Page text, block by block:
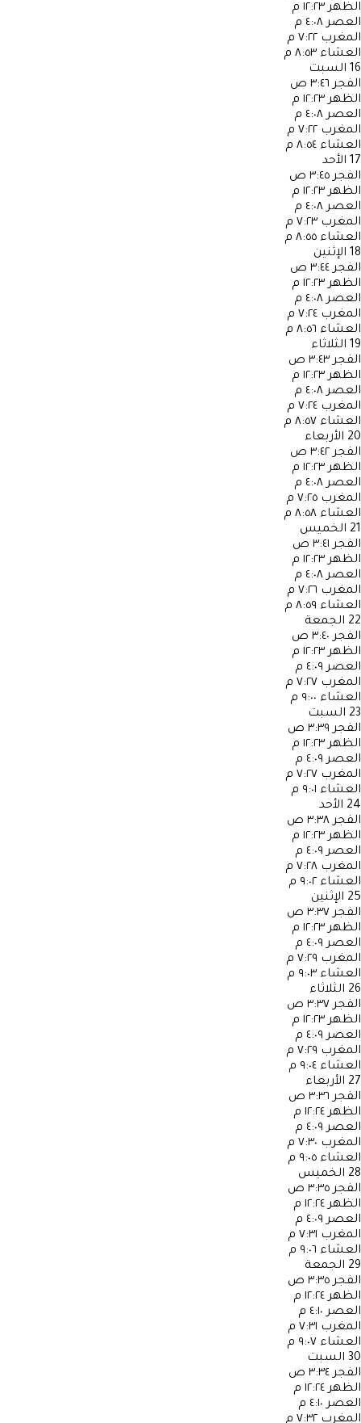
الظهر ١٢:٢٣ م
العصر ٤:٠٨ م
المغرب ٧:٢٢ م
العشاء ٨:٥٣ م
16 السبت
الفجر ٣:٤٦ ص
الظهر ١٢:٢٣ م
العصر ٤:٠٨ م
المغرب ٧:٢٢ م
العشاء ٨:٥٤ م
17 الأحد
الفجر ٣:٤٥ ص
الظهر ١٢:٢٣ م
العصر ٤:٠٨ م
المغرب ٧:٢٣ م
العشاء ٨:٥٥ م
18 الإثنين
الفجر ٣:٤٤ ص
الظهر ١٢:٢٣ م
العصر ٤:٠٨ م
المغرب ٧:٢٤ م
العشاء ٨:٥٦ م
19 الثلاثاء
الفجر ٣:٤٣ ص
الظهر ١٢:٢٣ م
العصر ٤:٠٨ م
المغرب ٧:٢٤ م
العشاء ٨:٥٧ م
20 الأربعاء
الفجر ٣:٤٢ ص
الظهر ١٢:٢٣ م
العصر ٤:٠٨ م
المغرب ٧:٢٥ م
العشاء ٨:٥٨ م
21 الخميس
الفجر ٣:٤١ ص
الظهر ١٢:٢٣ م
العصر ٤:٠٨ م
المغرب ٧:٢٦ م
العشاء ٨:٥٩ م
22 الجمعة
الفجر ٣:٤٠ ص
الظهر ١٢:٢٣ م
العصر ٤:٠٩ م
المغرب ٧:٢٧ م
العشاء ٩:٠٠ م
23 السبت
الفجر ٣:٣٩ ص
الظهر ١٢:٢٣ م
العصر ٤:٠٩ م
المغرب ٧:٢٧ م
العشاء ٩:٠١ م
24 الأحد
الفجر ٣:٣٨ ص
الظهر ١٢:٢٣ م
العصر ٤:٠٩ م
المغرب ٧:٢٨ م
العشاء ٩:٠٢ م
25 الإثنين
الفجر ٣:٣٧ ص
الظهر ١٢:٢٣ م
العصر ٤:٠٩ م
المغرب ٧:٢٩ م
العشاء ٩:٠٣ م
26 الثلاثاء
الفجر ٣:٣٧ ص
الظهر ١٢:٢٣ م
العصر ٤:٠٩ م
المغرب ٧:٢٩ م
العشاء ٩:٠٤ م
27 الأربعاء
الفجر ٣:٣٦ ص
الظهر ١٢:٢٤ م
العصر ٤:٠٩ م
المغرب ٧:٣٠ م
العشاء ٩:٠٥ م
28 الخميس
الفجر ٣:٣٥ ص
الظهر ١٢:٢٤ م
العصر ٤:٠٩ م
المغرب ٧:٣١ م
العشاء ٩:٠٦ م
29 الجمعة
الفجر ٣:٣٥ ص
الظهر ١٢:٢٤ م
العصر ٤:١٠ م
المغرب ٧:٣١ م
العشاء ٩:٠٧ م
30 السبت
الفجر ٣:٣٤ ص
الظهر ١٢:٢٤ م
العصر ٤:١٠ م
المغرب ٧:٣٢ م